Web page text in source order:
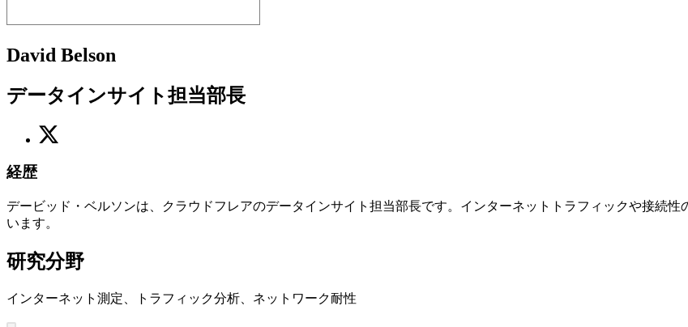
David Belson
データインサイト担当部長
経歴
デービッド・ベルソンは、クラウドフレアのデータインサイト担当部長です。インターネットトラフィックや接続
います。
研究分野
インターネット測定、トラフィック分析、ネットワーク耐性